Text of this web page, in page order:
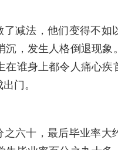
减法，他们变得不如
，发生人格倒退现
谁身上都令人痛心
门。
六十，最后毕业率大